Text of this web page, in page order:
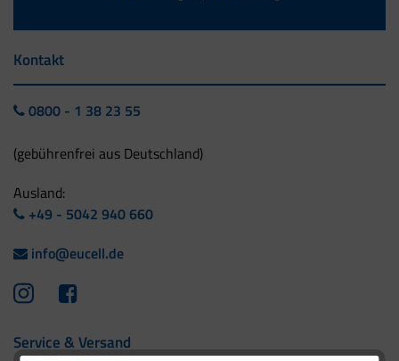
Kontakt
0800 - 1 38 23 55
(gebührenfrei aus Deutschland)
Ausland:
+49 - 5042 940 660
info@eucell.de
Service & Versand